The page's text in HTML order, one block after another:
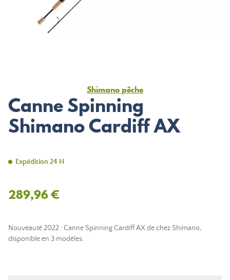
Shimano pêche
Canne Spinning
Shimano Cardiff AX
Expédition 24 H
289,96 €
Nouveauté 2022 : Canne Spinning Cardiff AX de chez Shimano,
disponible en 3 modèles.